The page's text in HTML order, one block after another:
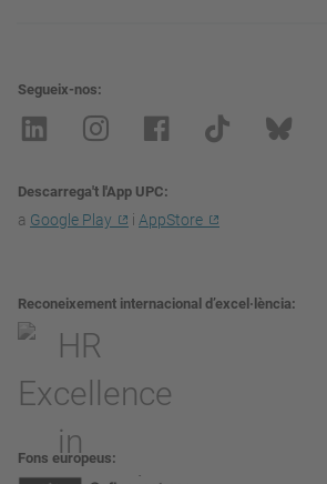
Segueix-nos
Descarrega't l'App UPC
a Google Play i AppStore
Reconeixement internacional d’excel·lència
Fons europeus